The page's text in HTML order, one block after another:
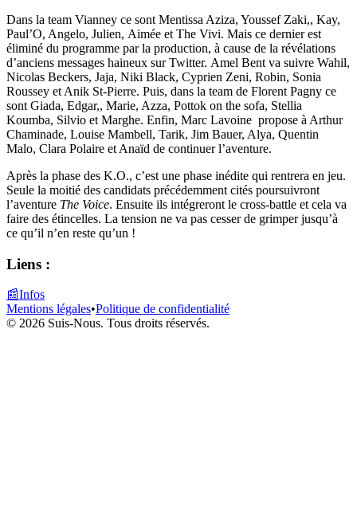
Dans la team Vianney ce sont Mentissa Aziza, Youssef Zaki,, Kay,
Paul’O, Angelo, Julien, Aimée et The Vivi. Mais ce dernier est
éliminé du programme par la production, à cause de la révélations
d’anciens messages haineux sur Twitter. Amel Bent va suivre Wahil,
Nicolas Beckers, Jaja, Niki Black, Cyprien Zeni, Robin, Sonia
Roussey et Anik St-Pierre. Puis, dans la team de Florent Pagny ce
sont Giada, Edgar,, Marie, Azza, Pottok on the sofa, Stellia
Koumba, Silvio et Marghe. Enfin, Marc Lavoine propose à Arthur
Chaminade, Louise Mambell, Tarik, Jim Bauer, Alya, Quentin
Malo, Clara Polaire et Anaïd de continuer l’aventure.
Après la phase des K.O., c’est une phase inédite qui rentrera en jeu.
Seule la moitié des candidats précédemment cités poursuivront
l’aventure The Voice. Ensuite ils intégreront le cross-battle et cela va
faire des étincelles. La tension ne va pas cesser de grimper jusqu’à
ce qu’il n’en reste qu’un !
Liens :
📰Infos
Mentions légales•Politique de confidentialité
© 2026 Suis-Nous. Tous droits réservés.